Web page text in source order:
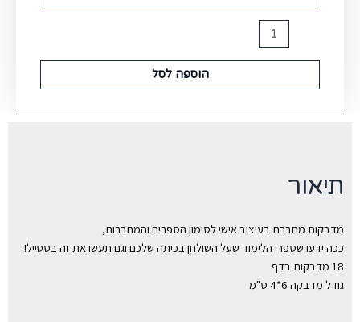
הוספה לסל
תיאור
מדבקות מחברת בעיצוב אישי לסימון הספרים והמחברות,
ככה ידעו שספרי הלימוד שעל השולחן בכיתה שלכם וגם תעשו את זה בסטייל!
18 מדבקות בדף
גודל מדבקה 6*4 ס"מ